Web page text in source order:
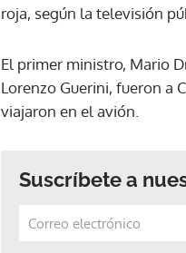
roja, según la televisión
El primer ministro, Mario
Lorenzo Guerini, fueron a
viajaron en el avión.
Suscríbete a